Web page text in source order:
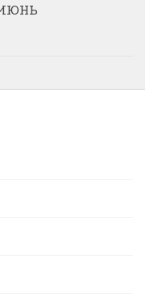
ИЮНЬ